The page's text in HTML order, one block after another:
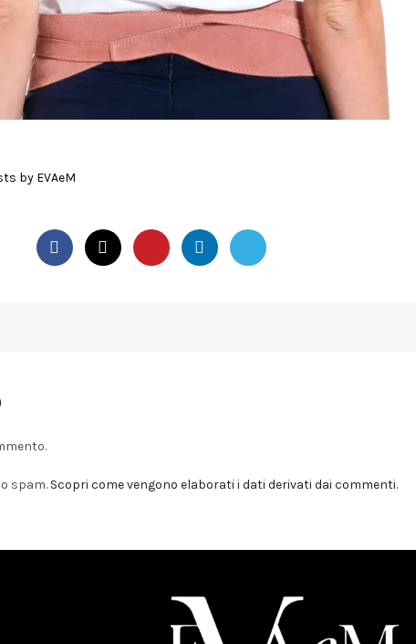
by EVAeM
spam. Scopri come vengono elaborati i dati derivati dai commenti.